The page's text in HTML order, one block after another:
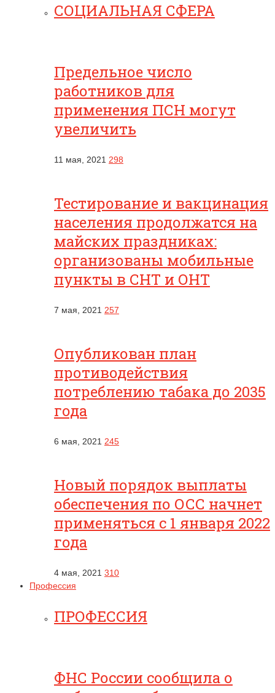
СОЦИАЛЬНАЯ СФЕРА
Предельное число
работников для
применения ПСН могут
увеличить
11 мая, 2021 298
Тестирование и вакцинация
населения продолжатся на
майских праздниках:
организованы мобильные
пункты в СНТ и ОНТ
7 мая, 2021 257
Опубликован план
противодействия
потреблению табака до 2035
года
6 мая, 2021 245
Новый порядок выплаты
обеспечения по ОСС начнет
применяться с 1 января 2022
года
4 мая, 2021 310
Профессия
ПРОФЕССИЯ
ФНС России сообщила о